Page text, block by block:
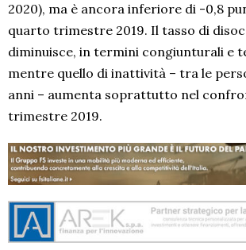
2020), ma è ancora inferiore di -0,8
quarto trimestre 2019. Il tasso di
diminuisce, in termini congiunturali e
mentre quello di inattività – tra le
anni – aumenta soprattutto nel
trimestre 2019.